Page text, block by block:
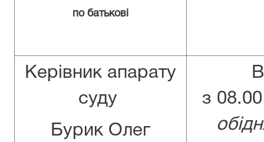
по батькові
Керівник апарату
суду
Бурик Олег
з